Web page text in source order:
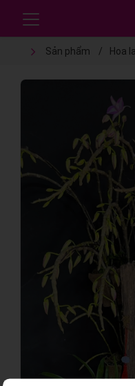
Sản phẩm Hoa